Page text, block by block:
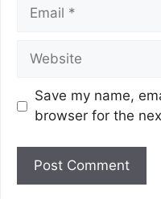
Save my name,
browser for the